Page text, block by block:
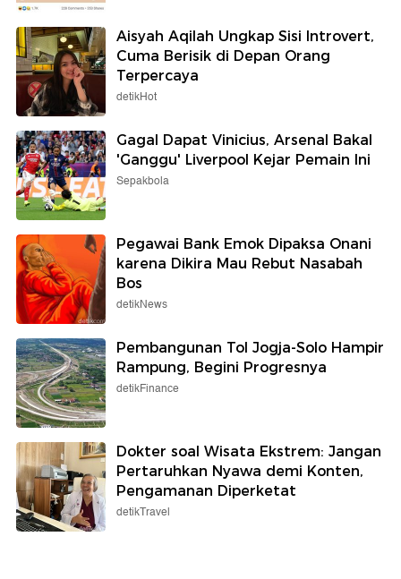
Aisyah Aqilah Ungkap Sisi Introvert,
Cuma Berisik di Depan Orang
Terpercaya
detikHot
Gagal Dapat Vinicius, Arsenal Bakal
'Ganggu' Liverpool Kejar Pemain Ini
Sepakbola
Pegawai Bank Emok Dipaksa Onani
karena Dikira Mau Rebut Nasabah
Bos
detikNews
Pembangunan Tol Jogja-Solo Hampir
Rampung, Begini Progresnya
detikFinance
Dokter soal Wisata Ekstrem: Jangan
Pertaruhkan Nyawa demi Konten,
Pengamanan Diperketat
detikTravel